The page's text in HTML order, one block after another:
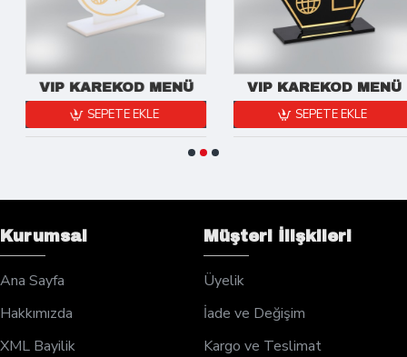
VIP KAREKOD MENÜ
SEPETE EKLE
VIP KAREKOD MENÜ
SEPETE EKLE
Kurumsal
Ana Sayfa
Hakkımızda
XML Bayilik
Müşteri İlişkileri
Üyelik
İade ve Değişim
Kargo ve Teslimat